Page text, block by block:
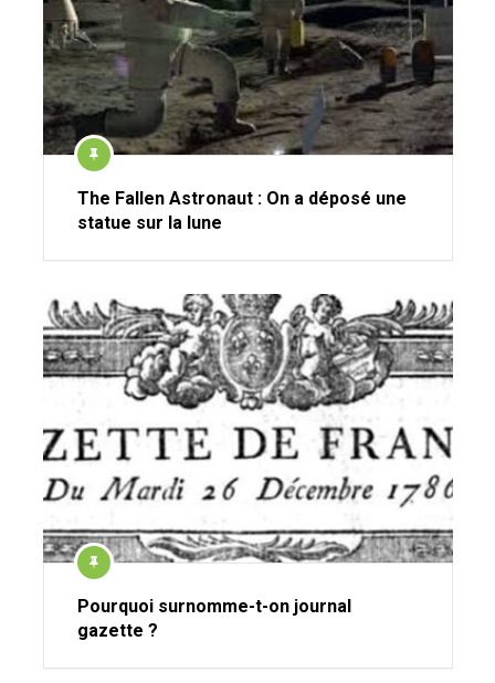
The Fallen Astronaut : On a déposé une
statue sur la lune
Pourquoi surnomme-t-on journal
gazette ?